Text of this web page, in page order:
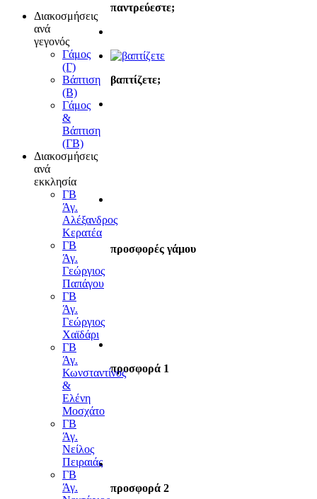
παντρεύεστε;
βαπτίζετε;
προσφορές γάμου
προσφορά 1
προσφορά 2
Διακοσμήσεις
ανά
γεγονός
Γάμος
(Γ)
Βάπτιση
(Β)
Γάμος
&
Βάπτιση
(ΓΒ)
Διακοσμήσεις
ανά
εκκλησία
ΓΒ
Άγ.
Αλέξανδρος
Κερατέα
ΓΒ
Άγ.
Γεώργιος
Παπάγου
ΓΒ
Άγ.
Γεώργιος
Χαϊδάρι
ΓΒ
Άγ.
Κωνσταντίνος
&
Ελένη
Μοσχάτο
ΓΒ
Άγ.
Νείλος
Πειραιάς
ΓΒ
Άγ.